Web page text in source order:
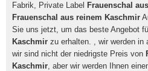
Fabrik, Private Label Frauenschal
Frauenschal aus reinem Kaschmir
Sie uns jetzt, um das beste Angebot
Kaschmir zu erhalten. , wir werden in
wir sind nicht der niedrigste Preis von
Kaschmir, aber wir werden Ihnen